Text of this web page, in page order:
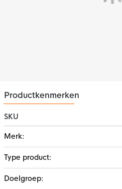
Het adidas FFK Curaçao
concentreren op je spel. Dit shirt
duurzamere sportwereld.
Productkenmerken
SKU
informatie